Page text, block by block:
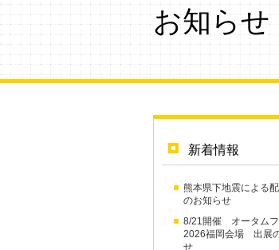
お知らせ
新着情報
熊本県下地震による
のお知らせ
8/21開催 オータムフ
2026福岡会場 出展
せ